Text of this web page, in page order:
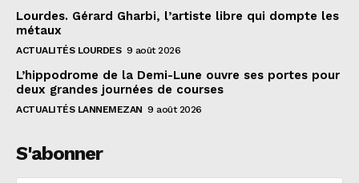
Lourdes. Gérard Gharbi, l’artiste libre qui dompte les
métaux
ACTUALITÉS LOURDES 9 août 2026
L’hippodrome de la Demi-Lune ouvre ses portes pour
deux grandes journées de courses
ACTUALITÉS LANNEMEZAN 9 août 2026
S'abonner